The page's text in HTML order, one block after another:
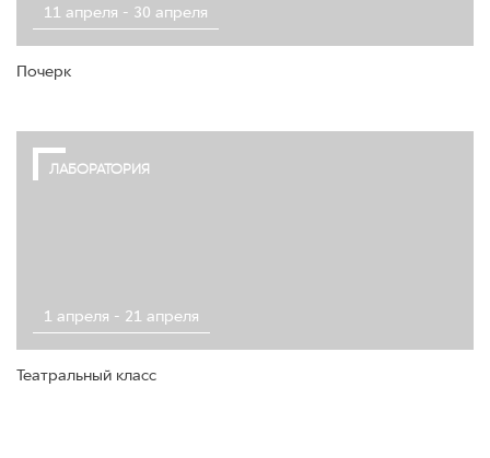
11 апреля - 30 апреля
Почерк
ЛАБОРАТОРИЯ
1 апреля - 21 апреля
Театральный класс